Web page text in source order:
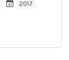
2017